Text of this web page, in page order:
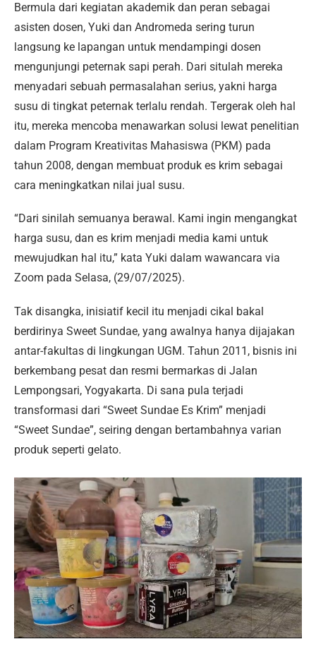
Bermula dari kegiatan akademik dan peran sebagai
asisten dosen, Yuki dan Andromeda sering turun
langsung ke lapangan untuk mendampingi dosen
mengunjungi peternak sapi perah. Dari situlah mereka
menyadari sebuah permasalahan serius, yakni harga
susu di tingkat peternak terlalu rendah. Tergerak oleh hal
itu, mereka mencoba menawarkan solusi lewat penelitian
dalam Program Kreativitas Mahasiswa (PKM) pada
tahun 2008, dengan membuat produk es krim sebagai
cara meningkatkan nilai jual susu.
“Dari sinilah semuanya berawal. Kami ingin mengangkat
harga susu, dan es krim menjadi media kami untuk
mewujudkan hal itu,” kata Yuki dalam wawancara via
Zoom pada Selasa, (29/07/2025).
Tak disangka, inisiatif kecil itu menjadi cikal bakal
berdirinya Sweet Sundae, yang awalnya hanya dijajakan
antar-fakultas di lingkungan UGM. Tahun 2011, bisnis ini
berkembang pesat dan resmi bermarkas di Jalan
Lempongsari, Yogyakarta. Di sana pula terjadi
transformasi dari “Sweet Sundae Es Krim” menjadi
“Sweet Sundae”, seiring dengan bertambahnya varian
produk seperti gelato.